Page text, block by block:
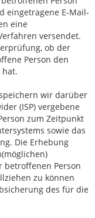
eingetragene E-Mail-
eine
versendet.
ob der
Person den
hat.
wir darüber
(ISP) vergebene
zum Zeitpunkt
sowie das
Die Erhebung
betroffenen Person
zu können
des für die